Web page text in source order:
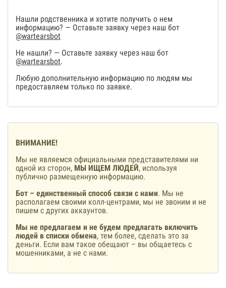
Нашли родственника и хотите получить о нем
информацию? — Оставьте заявку через наш бот
@wartearsbot
Не нашли? — Оставьте заявку через наш бот
@wartearsbot.
Любую дополнительную информацию по людям мы
предоставляем только по заявке.
ВНИМАНИЕ!
Мы не являемся официальными представителями ни
одной из сторон, МЫ ИЩЕМ ЛЮДЕЙ, используя
публично размещенную информацию.
Бот – единственный способ связи с нами. Мы не
располагаем своими колл-центрами, мы не звоним и не
пишем с других аккаунтов.
Мы не предлагаем и не будем предлагать включить
людей в списки обмена, тем более, сделать это за
деньги. Если вам такое обещают – вы общаетесь с
мошенниками, а не с нами.